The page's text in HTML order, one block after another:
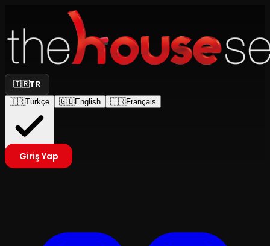
🇹🇷TR
🇹🇷Türkçe 🇬🇧English 🇫🇷Français
Giriş Yap